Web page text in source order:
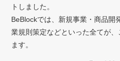
トしました。
BeBlockでは、新規事業・商品開
業規則策定などといった全てが
ます。